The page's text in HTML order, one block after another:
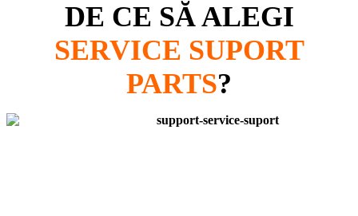
DE CE SĂ ALEGI
SERVICE SUPORT
PARTS?